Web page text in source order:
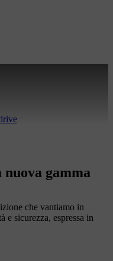
nuova gamma
che vantiamo in
e sicurezza, espressa in